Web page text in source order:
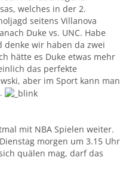
welches in der 2.
seitens Villanova
Duke vs. UNC. Habe
wir haben da zwei
hätte es Duke etwas mehr
das perfekte
aber im Sport kann man
mit NBA Spielen weiter.
morgen um 3.15 Uhr
quälen mag, darf das